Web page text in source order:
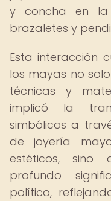
y concha en la
brazaletes y
Esta interacción
los mayas no
técnicas y
implicó la
simbólicos a
de joyería
estéticos, sino
profundo
político,